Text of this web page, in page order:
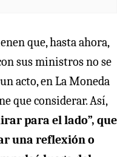
que, hasta ahora,
sus ministros no se
acto, en La Moneda
que considerar. Así,
para el lado”, que
una reflexión o